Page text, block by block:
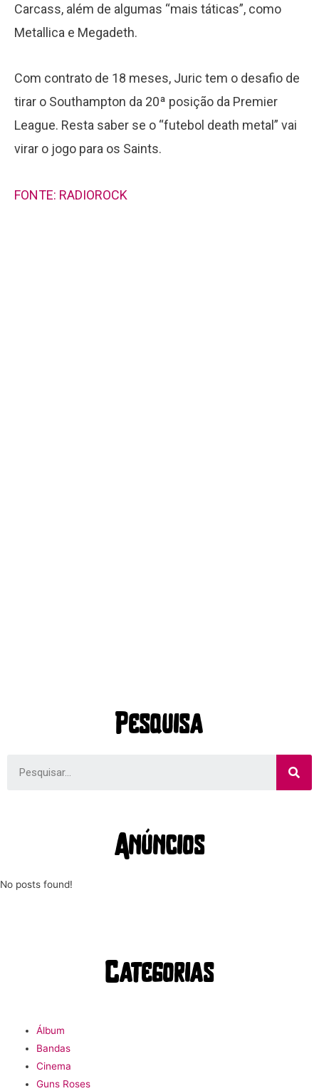
Carcass, além de algumas “mais táticas”, como
Metallica e Megadeth.
Com contrato de 18 meses, Juric tem o desafio de
tirar o Southampton da 20ª posição da Premier
League. Resta saber se o “futebol death metal” vai
virar o jogo para os Saints.
FONTE: RADIOROCK
Pesquisa
Anúncios
No posts found!
Categorias
Álbum
Bandas
Cinema
Guns Roses